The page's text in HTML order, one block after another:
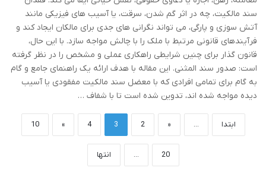
سند مالکیت، چه در اثر گم شدن، سرقت، یا آسیب های فیزیکی مانند
آتش سوزی و پارگی، می تواند نگرانی های جدی برای مالکان ایجاد کند و
فرآیندهای قانونی مرتبط با ملک را با چالش مواجه سازد. با این حال،
قانون گذار برای چنین شرایطی راهکاری عملی و مشخص را در نظر گرفته
است: صدور سند المثنی. این مقاله با هدف ارائه یک راهنمای جامع و گام
به گام برای تمامی افرادی که با معضل سند مالکیت مفقودی یا آسیب
دیده مواجه شده اند، تدوین شده است تا با شفاف …
ابتدا ...
«
2
3
4
»
10
20
... انتها